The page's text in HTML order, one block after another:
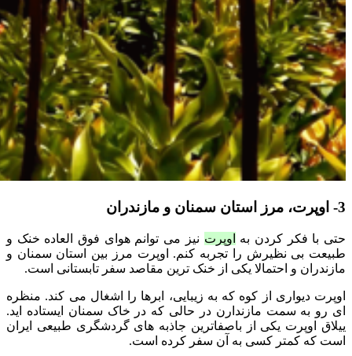
3- اوپرت، مرز استان سمنان و مازندران
حتی با فکر کردن به اوپرت نیز می توانم هوای فوق العاده خنک و
طبیعت بی نظیرش را تجربه کنم. اوپرت مرز بین استان سمنان و
مازندران و احتمالا یکی از خنک ترین مقاصد سفر تابستانی است.
اوپرت دیواری از کوه که به زیبایی، ابرها را اشغال می کند. منظره
ای رو به سمت مازندارن در حالی که در خاک سمنان ایستاده اید.
ییلاق اوپرت یکی از باصفاترین جاذبه های گردشگری طبیعی ایران
است که کمتر کسی به آن سفر کرده است.